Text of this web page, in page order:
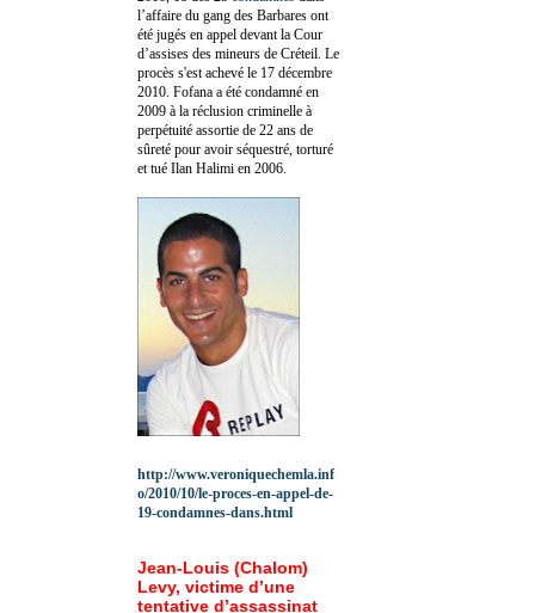
l’affaire du gang des Barbares ont
été jugés en appel devant la Cour
d’assises des mineurs de Créteil. Le
procès s'est achevé le 17 décembre
2010. Fofana a été condamné en
2009 à la réclusion criminelle à
perpétuité assortie de 22 ans de
sûreté pour avoir séquestré, torturé
et tué Ilan Halimi en 2006.
http://www.veroniquechemla.inf
o/2010/10/le-proces-en-appel-de-
19-condamnes-dans.html
Jean-Louis (Chalom)
Levy, victime d’une
tentative d’assassinat